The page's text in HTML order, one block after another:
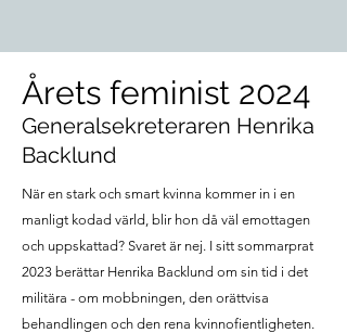
Årets feminist 2024
Generalsekreteraren Henrika
Backlund
När en stark och smart kvinna kommer in i en
manligt kodad värld, blir hon då väl emottagen
och uppskattad? Svaret är nej. I sitt sommarprat
2023 berättar Henrika Backlund om sin tid i det
militära - om mobbningen, den orättvisa
behandlingen och den rena kvinnofientligheten.